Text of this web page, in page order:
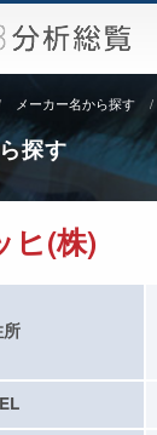
メーカー名から探す
探す
ヒ(株)